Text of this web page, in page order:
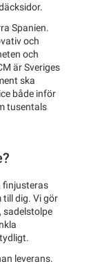
Spanien.
och
och
är Sveriges
ska
både inför
tusentals
finjusteras
till dig. Vi gör
sadelstolpe
leverans.